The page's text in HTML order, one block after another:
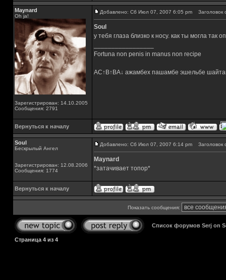
Maynard
Oh ja!
Зарегистрирован: 14.10.2005
Сообщения: 2791
Добавлено: Сб Июл 07, 2007 6:05 pm Заголовок
Soul
у тебя глаза близко к носу. как ты могла так
Fortuna non penis in manus non recipe
AC↑B↑BA↓ ажамбех пашамбе эшельбе
Вернуться к началу
Soul
Бескрылый Ангел
Зарегистрирован: 12.08.2006
Сообщения: 1774
Добавлено: Сб Июл 07, 2007 6:14 pm Заголовок
Maynard
*затачивает топор*
Вернуться к началу
Показать сообщения:
Список форумов Serj on
Страница 4 из 4